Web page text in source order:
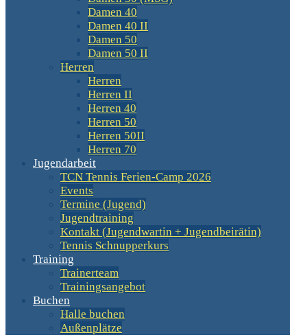
Damen 40
Damen 40 II
Damen 50
Damen 50 II
Herren
Herren
Herren II
Herren 40
Herren 50
Herren 50II
Herren 70
Jugendarbeit
TCN Tennis Ferien-Camp 2026
Events
Termine (Jugend)
Jugendtraining
Kontakt (Jugendwartin + Jugendbeirätin)
Tennis Schnupperkurs
Training
Trainerteam
Trainingsangebot
Buchen
Halle buchen
Außenplätze